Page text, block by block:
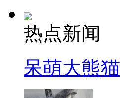
热点新闻
呆萌大熊